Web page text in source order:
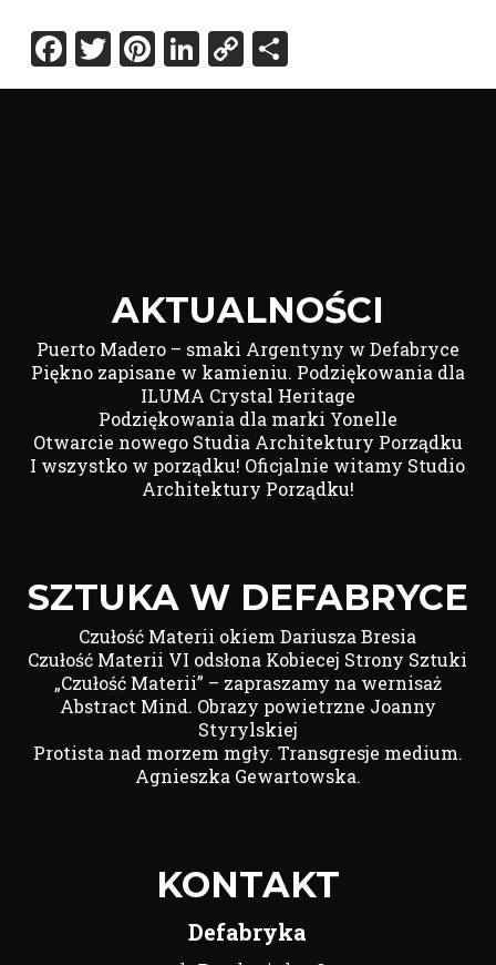
Facebook
Twitter
Pinterest
LinkedIn
Copy
Link
Share
AKTUALNOŚCI
Puerto Madero – smaki Argentyny w Defabryce
Piękno zapisane w kamieniu. Podziękowania dla
ILUMA Crystal Heritage
Podziękowania dla marki Yonelle
Otwarcie nowego Studia Architektury Porządku
I wszystko w porządku! Oficjalnie witamy Studio
Architektury Porządku!
SZTUKA W DEFABRYCE
Czułość Materii okiem Dariusza Bresia
Czułość Materii VI odsłona Kobiecej Strony Sztuki
„Czułość Materii” – zapraszamy na wernisaż
Abstract Mind. Obrazy powietrzne Joanny
Styrylskiej
Protista nad morzem mgły. Transgresje medium.
Agnieszka Gewartowska.
KONTAKT
Defabryka